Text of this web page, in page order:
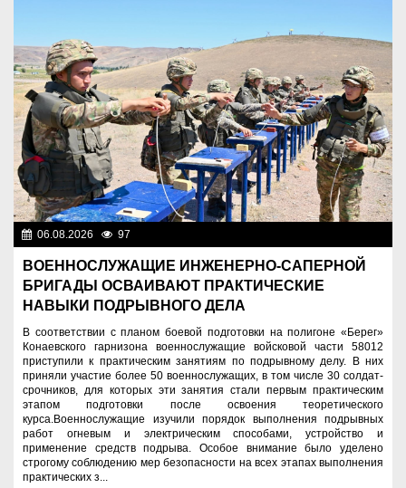
06.08.2026 97
ВОЕННОСЛУЖАЩИЕ ИНЖЕНЕРНО-САПЕРНОЙ
БРИГАДЫ ОСВАИВАЮТ ПРАКТИЧЕСКИЕ
НАВЫКИ ПОДРЫВНОГО ДЕЛА
В соответствии с планом боевой подготовки на полигоне «Берег»
Конаевского гарнизона военнослужащие войсковой части 58012
приступили к практическим занятиям по подрывному делу. В них
приняли участие более 50 военнослужащих, в том числе 30 солдат-
срочников, для которых эти занятия стали первым практическим
этапом подготовки после освоения теоретического
курса.Военнослужащие изучили порядок выполнения подрывных
работ огневым и электрическим способами, устройство и
применение средств подрыва. Особое внимание было уделено
строгому соблюдению мер безопасности на всех этапах выполнения
практических з...